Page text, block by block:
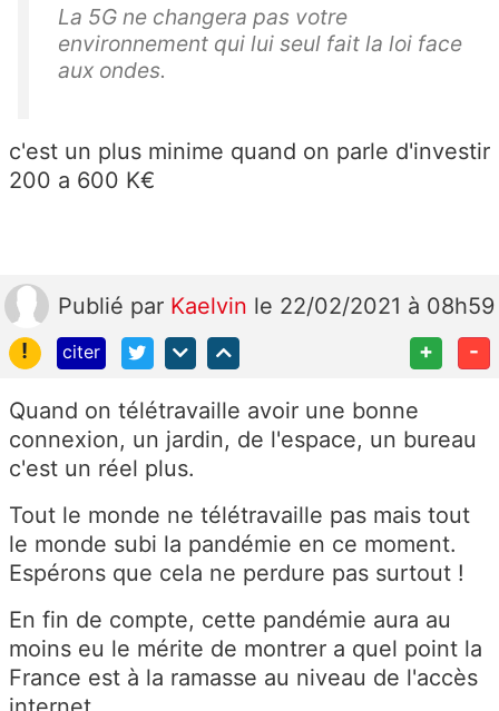
La 5G ne changera pas votre
environnement qui lui seul fait la loi face
aux ondes.
c'est un plus minime quand on parle d'investir
200 a 600 K€
Publié par Kaelvin le 22/02/2021 à 08h59
!
citer + -
Quand on télétravaille avoir une bonne
connexion, un jardin, de l'espace, un bureau
c'est un réel plus.
Tout le monde ne télétravaille pas mais tout
le monde subi la pandémie en ce moment.
Espérons que cela ne perdure pas surtout !
En fin de compte, cette pandémie aura au
moins eu le mérite de montrer a quel point la
France est à la ramasse au niveau de l'accès